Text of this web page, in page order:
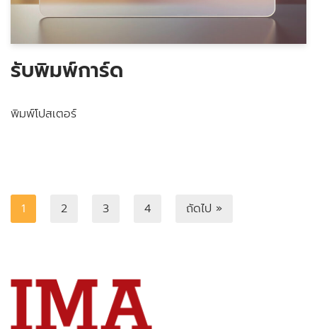
รับพิมพ์การ์ด
พิมพ์โปสเตอร์
1 2 3 4 ถัดไป »